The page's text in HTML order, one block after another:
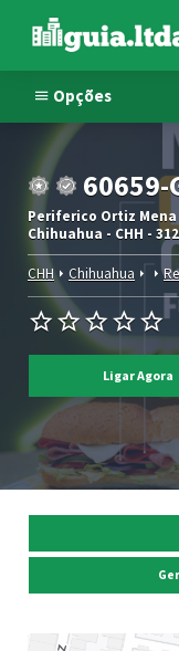
Opções
Periferico Ortiz Mena
Chihuahua - CHH -
CHH Chihuahua
Ligar Agora